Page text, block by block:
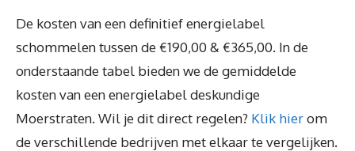
De kosten van een definitief energielabel
schommelen tussen de €190,00 & €365,00. In de
onderstaande tabel bieden we de gemiddelde
kosten van een energielabel deskundige
Moerstraten. Wil je dit direct regelen? Klik hierom
de verschillende bedrijven met elkaar te vergelijken.